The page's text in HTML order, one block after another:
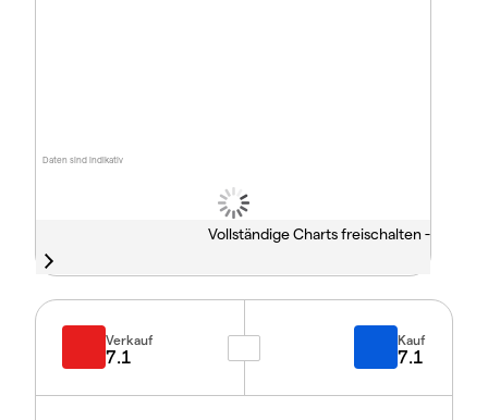
Daten sind indikativ
Vollständige Charts freischalten -
Verkauf
7.1
Kauf
7.1